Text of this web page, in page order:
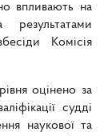
впливають на
результатами
Комісія
оцінено за
судді
наукової та